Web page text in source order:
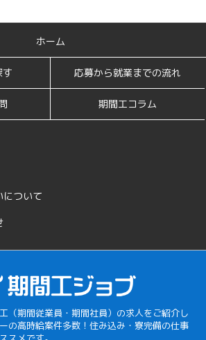
ホーム
応募から就業までの流れ
期間工コラム
について
（期間従業員・期間社員）の求人をご紹介し
の高時給案件多数！住み込み・寮完備の仕事